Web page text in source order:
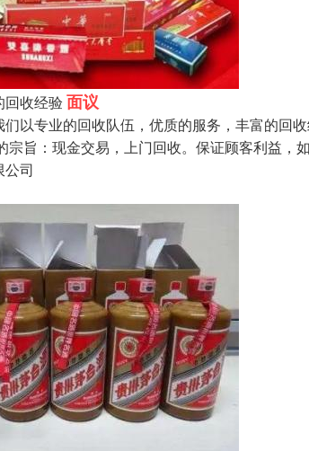
回收经验 面议
以专业的回收队伍，优质的服务，丰富的回
宗旨：现金交易，上门回收。保证顾客利益，
公司